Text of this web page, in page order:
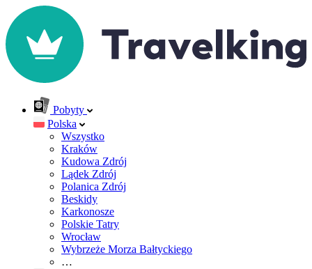
Pobyty
Polska
Wszystko
Kraków
Kudowa Zdrój
Lądek Zdrój
Polanica Zdrój
Beskidy
Karkonosze
Polskie Tatry
Wrocław
Wybrzeże Morza Bałtyckiego
…